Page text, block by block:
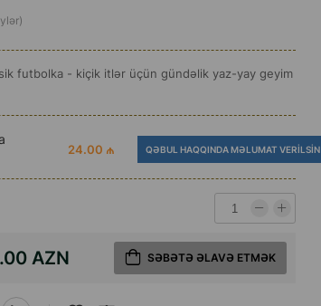
futbolka - kiçik itlər üçün gündəlik yaz-yay geyim
24.00 ₼ QƏBUL HAQQINDA MƏLUMAT VERILSIN
AZN SƏBƏTƏ ƏLAVƏ ETMƏK